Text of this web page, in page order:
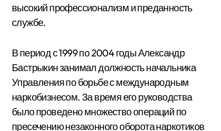
высокий профессионализм и преданность
службе.
В период с 1999 по 2004 годы Александр
Бастрыкин занимал должность начальника
Управления по борьбе с международным
наркобизнесом. За время его руководства
было проведено множество операций по
пресечению незаконного оборота наркотиков